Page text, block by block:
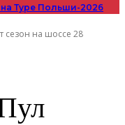
Туре Польши-2026
сезон на шоссе 28